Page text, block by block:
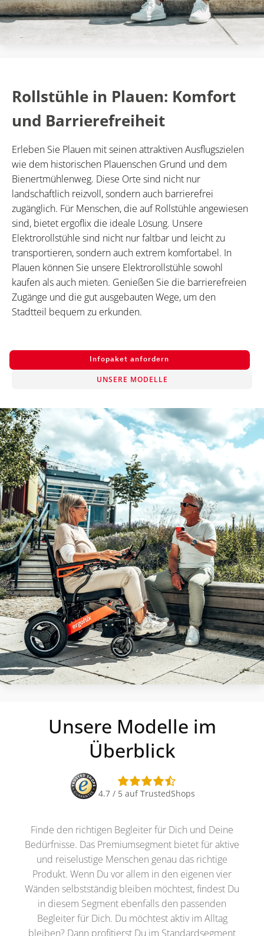
Rollstühle in Plauen: Komfort
und Barrierefreiheit
Erleben Sie Plauen mit seinen attraktiven Ausflugszielen
wie dem historischen Plauenschen Grund und dem
Bienertmühlenweg. Diese Orte sind nicht nur
landschaftlich reizvoll, sondern auch barrierefrei
zugänglich. Für Menschen, die auf Rollstühle angewiesen
sind, bietet ergoflix die ideale Lösung. Unsere
Elektrorollstühle sind nicht nur faltbar und leicht zu
transportieren, sondern auch extrem komfortabel. In
Plauen können Sie unsere Elektrorollstühle sowohl
kaufen als auch mieten. Genießen Sie die barrierefreien
Zugänge und die gut ausgebauten Wege, um den
Stadtteil bequem zu erkunden.
Infopaket anfordern
UNSERE MODELLE
Unsere Modelle im
Überblick
4.7 / 5 auf TrustedShops
Finde den richtigen Begleiter für Dich und Deine
Bedürfnisse. Das Premiumsegment bietet für aktive
und reiselustige Menschen genau das richtige
Produkt. Wenn Du vor allem in den eigenen vier
Wänden selbstständig bleiben möchtest, findest Du
in diesem Segment ebenfalls den passenden
Begleiter für Dich. Du möchtest aktiv im Alltag
bleiben? Dann profitierst Du im Standardsegment